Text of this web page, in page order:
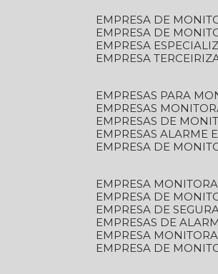
EMPRESA DE
EMPRESA DE
EMPRESA
EMPRESA
EMPRESAS PARA
EMPRESAS
EMPRESAS DE
EMPRESAS
EMPRESA DE
EMPRESA
EMPRESA DE
EMPRESA DE
EMPRESAS DE
EMPRESA
EMPRESA DE